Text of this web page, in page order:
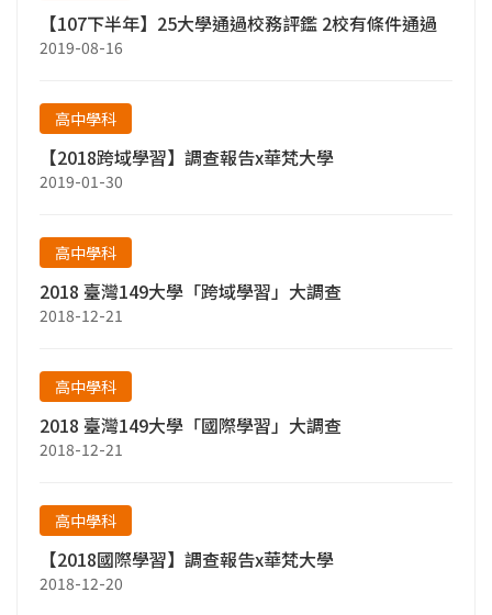
【107下半年】25大學通過校務評鑑 2校有條件通過
2019-08-16
高中學科
【2018跨域學習】調查報告x華梵大學
2019-01-30
高中學科
2018 臺灣149大學「跨域學習」大調查
2018-12-21
高中學科
2018 臺灣149大學「國際學習」大調查
2018-12-21
高中學科
【2018國際學習】調查報告x華梵大學
2018-12-20